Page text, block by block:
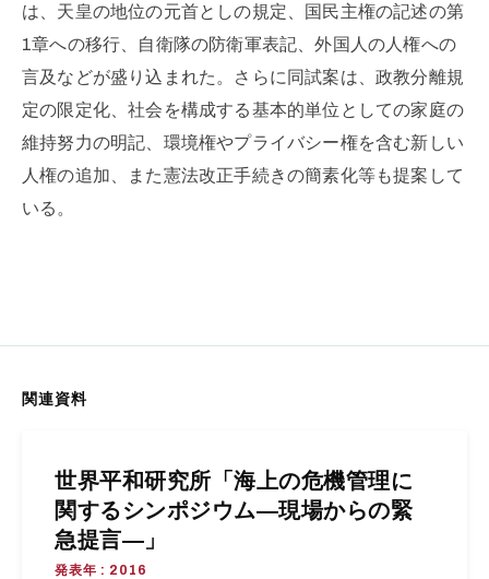
は、天皇の地位の元首としの規定、国民主権の記述の第
1章への移行、自衛隊の防衛軍表記、外国人の人権への
言及などが盛り込まれた。さらに同試案は、政教分離規
定の限定化、社会を構成する基本的単位としての家庭の
維持努力の明記、環境権やプライバシー権を含む新しい
人権の追加、また憲法改正手続きの簡素化等も提案して
いる。
関連資料
世界平和研究所「海上の危機管理に
関するシンポジウム―現場からの緊
急提言―」
発表年 : 2016